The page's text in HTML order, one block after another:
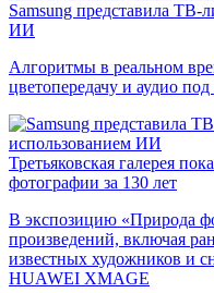
Samsung представила
ИИ
Алгоритмы в реальном
цветопередачу и аудио
Третьяковская галерея
фотографии за 130 лет
В экспозицию «Природа
произведений, включая
известных художников и
HUAWEI XMAGE